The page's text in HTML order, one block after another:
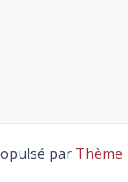
par Thème